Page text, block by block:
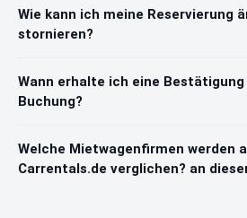
Wie kann ich meine Reservierung
stornieren?
Wann erhalte ich eine
Buchung?
Welche Mietwagenfirmen werden
Carrentals.de verglichen? an